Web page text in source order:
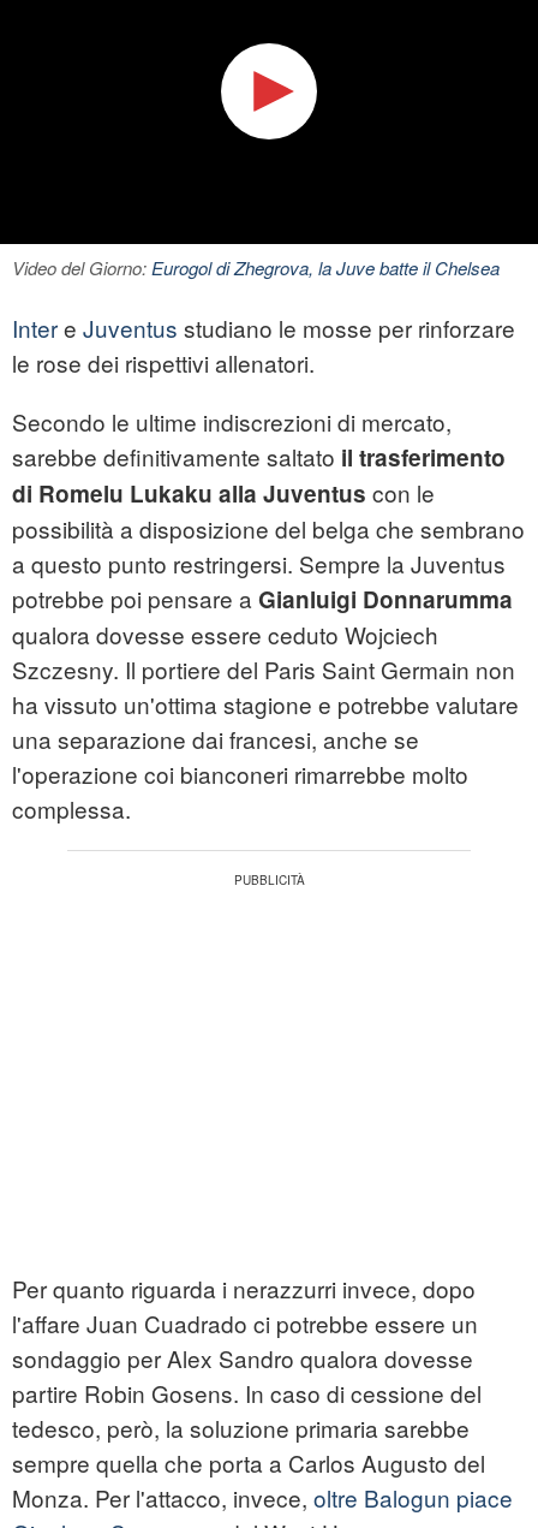
Video del Giorno:Eurogol di Zhegrova, la Juve batte il Chelsea
Intere Juventus studiano le mosse per rinforzare
le rose dei rispettivi allenatori.
Secondo le ultime indiscrezioni di mercato,
sarebbe definitivamente saltato il trasferimento
di Romelu Lukaku alla Juventus con le
possibilità a disposizione del belga che sembrano
a questo punto restringersi. Sempre la Juventus
potrebbe poi pensare a Gianluigi Donnarumma
qualora dovesse essere ceduto Wojciech
Szczesny. Il portiere del Paris Saint Germain non
ha vissuto un'ottima stagione e potrebbe valutare
una separazione dai francesi, anche se
l'operazione coi bianconeri rimarrebbe molto
complessa.
Per quanto riguarda i nerazzurri invece, dopo
l'affare Juan Cuadrado ci potrebbe essere un
sondaggio per Alex Sandro qualora dovesse
partire Robin Gosens. In caso di cessione del
tedesco, però, la soluzione primaria sarebbe
sempre quella che porta a Carlos Augusto del
Monza. Per l'attacco, invece, oltre Balogun piace